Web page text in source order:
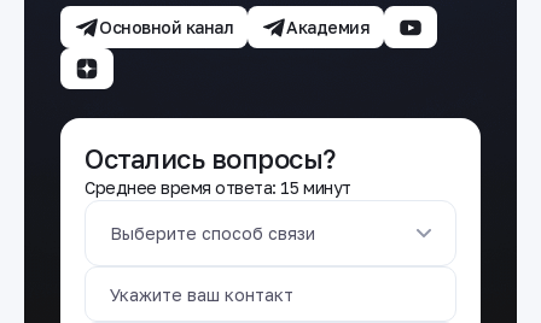
Основной канал Академия
Остались вопросы?
Среднее время ответа: 15 минут
Выберите способ связи